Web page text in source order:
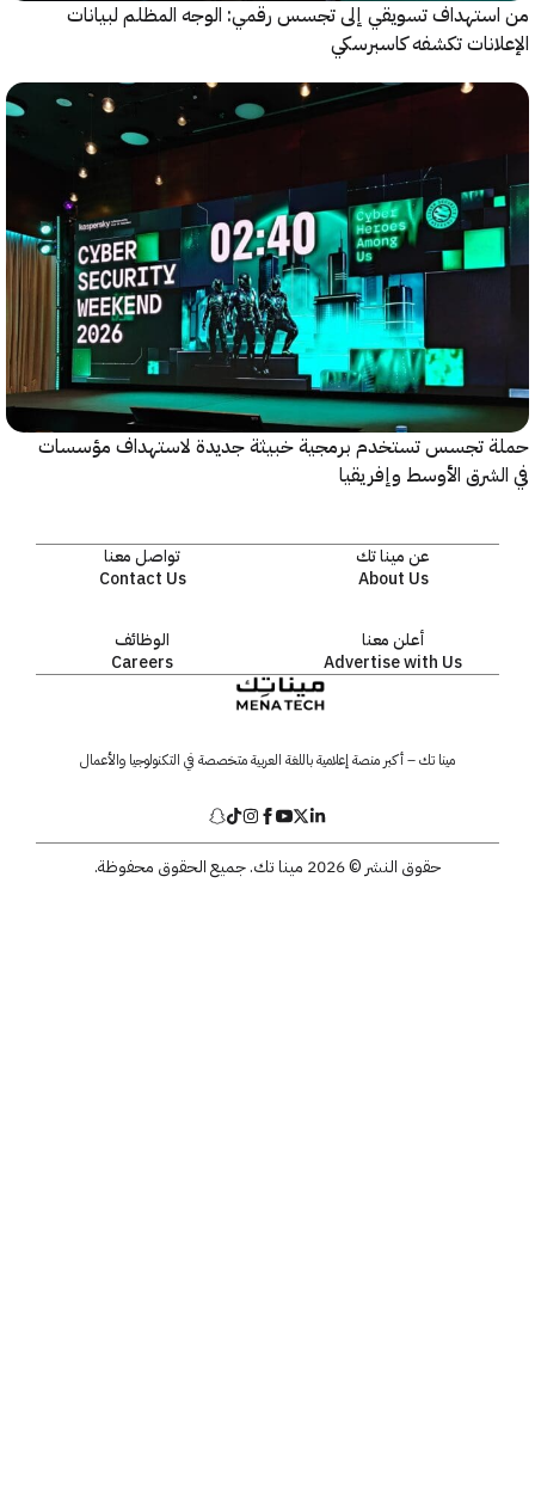
تسويقي إلى تجسس رقمي: الوجه المظلم لبيانات
تكشفه كاسبرسكي
تجسس تستخدم برمجية خبيثة جديدة لاستهداف مؤسسات
الأوسط وإفريقيا
عن مينا تك
About Us
تواصل معنا
Contact Us
أعلن معنا
Advertise with Us
الوظائف
Careers
مينا تك – أكبر منصة إعلامية باللغة العربية متخصصة في التكنولوجيا والأعمال
حقوق النشر © 2026 مينا تك. جميع الحقوق محفوظة.